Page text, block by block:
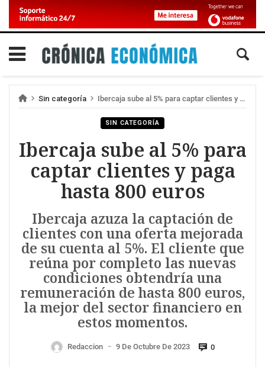
Sin categoría Ibercaja sube al 5% para captar clientes y paga hasta 800 euros
SIN CATEGORÍA
Ibercaja sube al 5% para
captar clientes y paga
hasta 800 euros
Ibercaja azuza la captación de
clientes con una oferta mejorada
de su cuenta al 5%. El cliente que
reúna por completo las nuevas
condiciones obtendría una
remuneración de hasta 800 euros,
la mejor del sector financiero en
estos momentos.
Redaccion — 9 De Octubre De 2023 0